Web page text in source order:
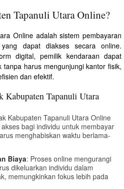
Tapanuli Utara Online?
Online adalah sistem pembayaran
dapat diakses secara online.
digital, pemilik kendaraan dapat
tanpa harus mengunjungi kantor fisik,
dan efektif.
Kabupaten Tapanuli Utara
Kabupaten Tapanuli Utara Online
bagi individu untuk membayar
menghabiskan waktu berlama-
Biaya: Proses online mengurangi
dikeluarkan individu dalam
memungkinkan fokus lebih pada